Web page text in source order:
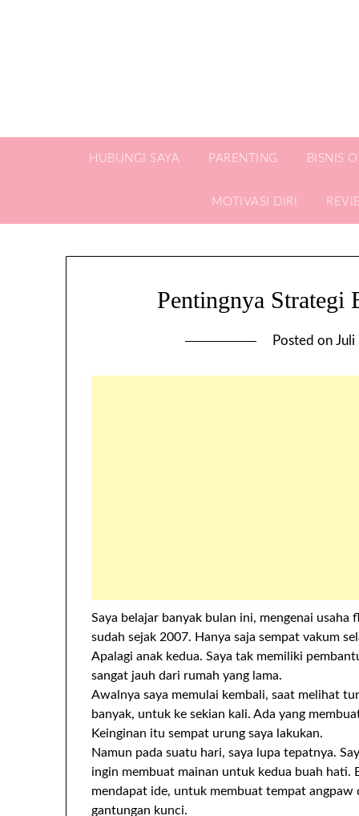
HUBUNGI SAYA PARENTING BISNIS
MOTIVASI DIRI
Pentingnya Strategi
Posted onJuli
Saya belajar banyak bulan ini, mengenai usaha
sudah sejak 2007. Hanya saja sempat vakum
Apalagi anak kedua. Saya tak memiliki
sangat jauh dari rumah yang lama.
Awalnya saya memulai kembali, saat melihat
banyak, untuk ke sekian kali. Ada yang
Keinginan itu sempat urung saya lakukan.
Namun pada suatu hari, saya lupa tepatnya.
ingin membuat mainan untuk kedua buah hati.
mendapat ide, untuk membuat tempat angpaw
gantungan kunci.